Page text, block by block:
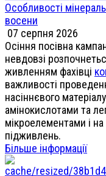
Особливості
восени
07 серпня 2026
Осіння посівна
невдовзі
живленням фахівці
важливості
насіннєвого
амінокислотами та
мікроелементами і
підживлень.
Більше інформації